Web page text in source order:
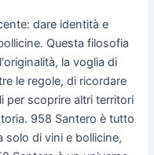
dare identità e
Questa filosofia
la voglia di
le regole, di ricordare
per scoprire altri territori
958 Santero è tutto
solo di vini e bollicine,